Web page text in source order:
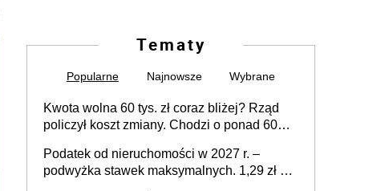
Tematy
Popularne Najnowsze Wybrane
Kwota wolna 60 tys. zł coraz bliżej? Rząd
policzył koszt zmiany. Chodzi o ponad 60
Podatek od nieruchomości w 2027 r. –
podwyżka stawek maksymalnych. 1,29 zł za